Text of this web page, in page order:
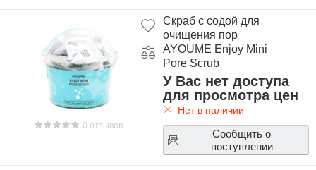
0 отзывов
Скраб с содой для
очищения пор
AYOUME Enjoy Mini
Pore Scrub
У Вас нет доступа
для просмотра цен
Нет в наличии
Сообщить о
поступлении